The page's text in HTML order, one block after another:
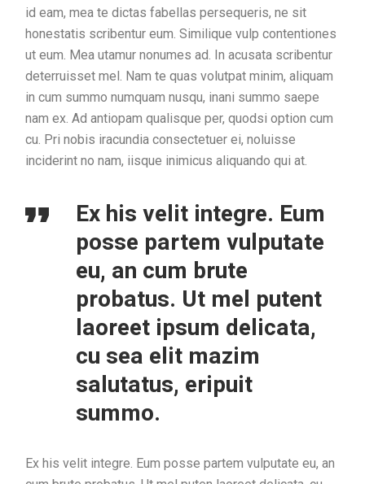
id eam, mea te dictas fabellas persequeris, ne sit
honestatis scribentur eum. Similique vulp contentiones
ut eum. Mea utamur nonumes ad. In acusata scribentur
deterruisset mel. Nam te quas volutpat minim, aliquam
in cum summo numquam nusqu, inani summo saepe
nam ex. Ad antiopam qualisque per, quodsi option cum
cu. Pri nobis iracundia consectetuer ei, noluisse
inciderint no nam, iisque inimicus aliquando qui at.
Ex his velit integre. Eum
posse partem vulputate
eu, an cum brute
probatus. Ut mel putent
laoreet ipsum delicata,
cu sea elit mazim
salutatus, eripuit
summo.
Ex his velit integre. Eum posse partem vulputate eu, an